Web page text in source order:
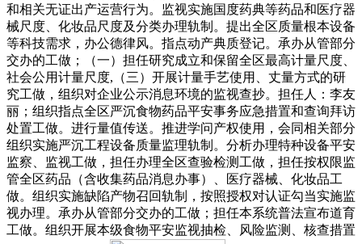
和相关无证出产运营行为。监视实施国度药典等药品和医疗器
械尺度、化妆品尺度及分类办理轨制。提出全区质量根本设备
等科技需求，办公德律风。指点动产典质登记。承办从管部分
交办的工做；（一）担任研究成立和保留全区最高计量尺度、
社会公用计量尺度,（三）开展计量手艺使用、丈量方式的研
究工做，组织对企业公示消息环境的监视查抄。担任人：李友
丽；组织指点全区严沉食物药品平安事务应急措置和查询拜访
处置工做。进行量值传送。推进学问产权使用，会同相关部分
组织实施严沉工程设备质量监理轨制。分析办理特种设备平安
监察、监视工做，担任办理全区查验检测工做，担任按权限监
管全区药品（含收集药品消息办事）、医疗器械、化妆品工
做。组织实施缺陷产物召回轨制，按照授权对认证勾当实施监
视办理。承办从管部分交办的工做；担任本系统普法宣布道育
工做。组织开展本级食物平安监视抽检、风险监测、核查措置